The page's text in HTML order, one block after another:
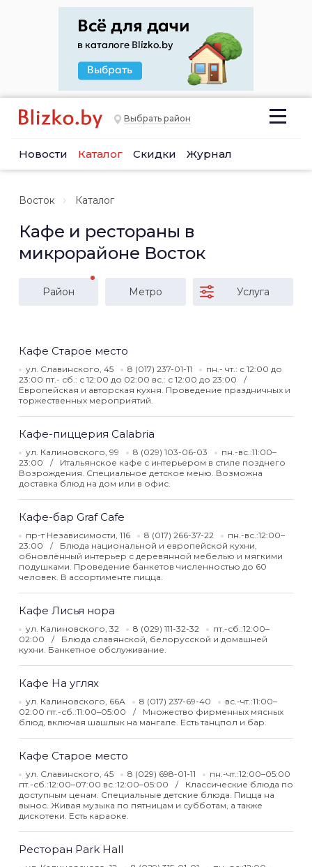
Выбрать район
Новости Каталог Скидки Журнал
Восток Каталог
Кафе и рестораны в
микрорайоне Восток
Район Метро Услуга
Кафе Старое место
ул. Славинского, 45 8 (017) 237-01-11
пн.- чт.: с 12:00 до
23:00 пт.- сб.: с 12:00 до 02:00 вс.: с 12:00 до 23:00
Европейская и авторская кухня. Проведение праздничных и
торжественных мероприятий.
Кафе-пиццерия Calabria
ул. Калиновского, 99 8 (029) 103-06-03
пн.-вс.:11:00–
23:00
Итальянское кафе с интерьером в стиле позднего
Возрождения. Специальное детское меню. Возможна
доставка блюд на дом или в офис.
Кафе-бар Graf Cafe
пр-т Независимости, 116 8 (017) 266-37-22
пн.-вс.:12:00–
23:00
Блюда национальной и европейской кухни,
обновлённый интерьер с деревянной мебелью и мягкими
подушками. Проведение банкетов численностью до 60
человек. В ассортименте пицца.
Кафе Лисья нора
ул. Калиновского, 32 8 (029) 111-32-32
пт.-сб.:12:00–
02:00
Блюда славянской, белорусской и домашней
кухни. Банкетное обслуживание.
Кафе На углях
ул. Калиновского, 66А 8 (017) 237-69-40
вс.-чт.:11:00–
02:00 пт.-сб.:11:00–05:00
Множество фирменных мясных
блюд, включая шашлык на мангале. Есть танцпол и бар.
Кафе Старое место
ул. Славинского, 45 8 (029) 698-01-11
пн.-чт.:12:00–05:00
пт.-сб.:12:00–07:00 вс.:12:00–05:00
Классические блюда по
доступным ценам. Специальные детские блюда. Пицца на
вынос. Живая музыка по пятницам и субботам, а также
дискотеки. Есть караоке.
Ресторан Park Hall